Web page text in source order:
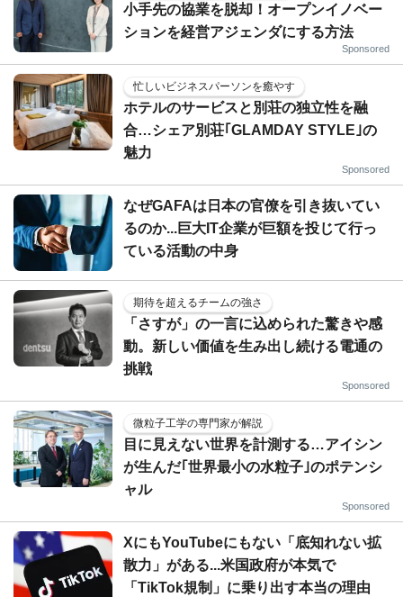
小手先の協業を脱却！オープンイノベー
ションを経営アジェンダにする方法
Sponsored
忙しいビジネスパーソンを癒やす
ホテルのサービスと別荘の独立性を融
合…シェア別荘｢GLAMDAY STYLE｣の
魅力
Sponsored
なぜGAFAは日本の官僚を引き抜いてい
るのか...巨大IT企業が巨額を投じて行っ
ている活動の中身
期待を超えるチームの強さ
「さすが」の一言に込められた驚きや感
動。新しい価値を生み出し続ける電通の
挑戦
Sponsored
微粒子工学の専門家が解説
目に見えない世界を計測する…アイシン
が生んだ｢世界最小の水粒子｣のポテンシ
ャル
Sponsored
XにもYouTubeにもない「底知れない拡
散力」がある...米国政府が本気で
「TikTok規制」に乗り出す本当の理由